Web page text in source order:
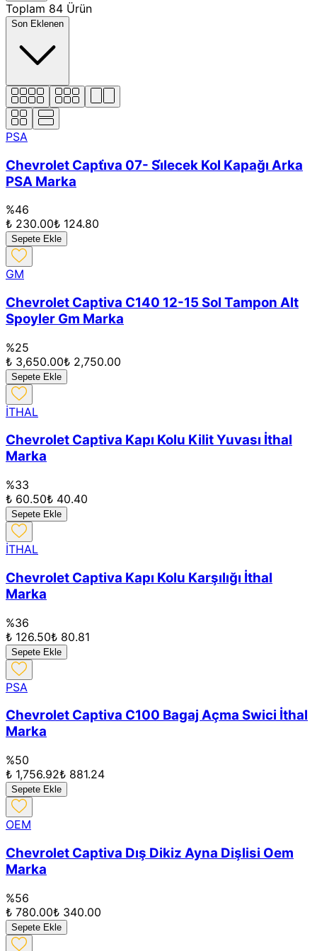
Toplam 84 Ürün
Son Eklenen
PSA
Chevrolet Capti̇va 07- Si̇lecek Kol Kapağı Arka
PSA Marka
%46
₺ 230.00₺ 124.80
Sepete Ekle
GM
Chevrolet Captiva C140 12-15 Sol Tampon Alt
Spoyler Gm Marka
%25
₺ 3,650.00₺ 2,750.00
Sepete Ekle
İTHAL
Chevrolet Captiva Kapı Kolu Kilit Yuvası İthal
Marka
%33
₺ 60.50₺ 40.40
Sepete Ekle
İTHAL
Chevrolet Captiva Kapı Kolu Karşılığı İthal
Marka
%36
₺ 126.50₺ 80.81
Sepete Ekle
PSA
Chevrolet Captiva C100 Bagaj Açma Swici İthal
Marka
%50
₺ 1,756.92₺ 881.24
Sepete Ekle
OEM
Chevrolet Captiva Dış Dikiz Ayna Dişlisi Oem
Marka
%56
₺ 780.00₺ 340.00
Sepete Ekle